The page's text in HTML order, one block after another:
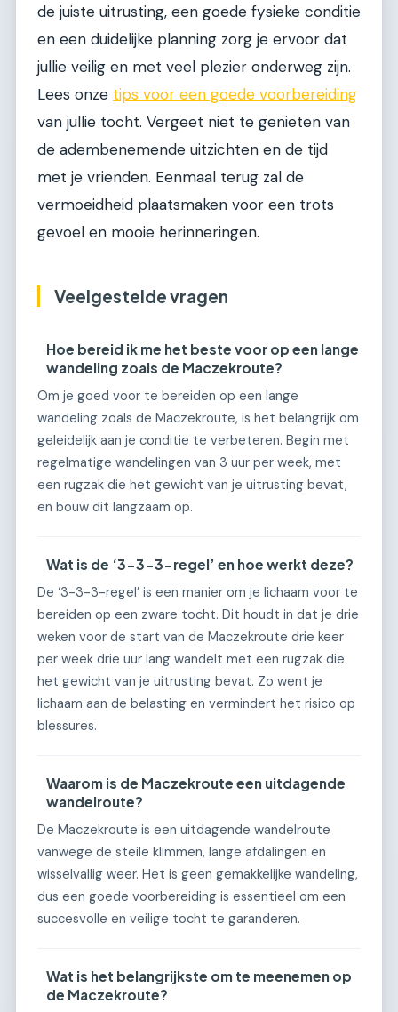
de juiste uitrusting, een goede fysieke conditie
en een duidelijke planning zorg je ervoor dat
jullie veilig en met veel plezier onderweg zijn.
Lees onze tips voor een goede voorbereiding
van jullie tocht. Vergeet niet te genieten van
de adembenemende uitzichten en de tijd
met je vrienden. Eenmaal terug zal de
vermoeidheid plaatsmaken voor een trots
gevoel en mooie herinneringen.
Veelgestelde vragen
Hoe bereid ik me het beste voor op een lange
wandeling zoals de Maczekroute?
Om je goed voor te bereiden op een lange
wandeling zoals de Maczekroute, is het belangrijk om
geleidelijk aan je conditie te verbeteren. Begin met
regelmatige wandelingen van 3 uur per week, met
een rugzak die het gewicht van je uitrusting bevat,
en bouw dit langzaam op.
Wat is de ‘3-3-3-regel’ en hoe werkt deze?
De ‘3-3-3-regel’ is een manier om je lichaam voor te
bereiden op een zware tocht. Dit houdt in dat je drie
weken voor de start van de Maczekroute drie keer
per week drie uur lang wandelt met een rugzak die
het gewicht van je uitrusting bevat. Zo went je
lichaam aan de belasting en vermindert het risico op
blessures.
Waarom is de Maczekroute een uitdagende
wandelroute?
De Maczekroute is een uitdagende wandelroute
vanwege de steile klimmen, lange afdalingen en
wisselvallig weer. Het is geen gemakkelijke wandeling,
dus een goede voorbereiding is essentieel om een
succesvolle en veilige tocht te garanderen.
Wat is het belangrijkste om te meenemen op
de Maczekroute?